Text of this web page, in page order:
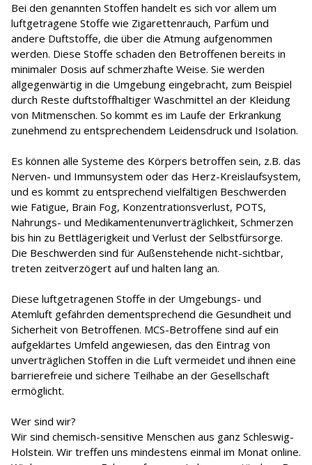
Bei den genannten Stoffen handelt es sich vor allem um
luftgetragene Stoffe wie Zigarettenrauch, Parfüm und
andere Duftstoffe, die über die Atmung aufgenommen
werden. Diese Stoffe schaden den Betroffenen bereits in
minimaler Dosis auf schmerzhafte Weise. Sie werden
allgegenwärtig in die Umgebung eingebracht, zum Beispiel
durch Reste duftstoffhaltiger Waschmittel an der Kleidung
von Mitmenschen. So kommt es im Laufe der Erkrankung
zunehmend zu entsprechendem Leidensdruck und Isolation.
Es können alle Systeme des Körpers betroffen sein, z.B. das
Nerven- und Immunsystem oder das Herz-Kreislaufsystem,
und es kommt zu entsprechend vielfältigen Beschwerden
wie Fatigue, Brain Fog, Konzentrationsverlust, POTS,
Nahrungs- und Medikamentenunverträglichkeit, Schmerzen
bis hin zu Bettlägerigkeit und Verlust der Selbstfürsorge.
Die Beschwerden sind für Außenstehende nicht-sichtbar,
treten zeitverzögert auf und halten lang an.
Diese luftgetragenen Stoffe in der Umgebungs- und
Atemluft gefährden dementsprechend die Gesundheit und
Sicherheit von Betroffenen. MCS-Betroffene sind auf ein
aufgeklärtes Umfeld angewiesen, das den Eintrag von
unverträglichen Stoffen in die Luft vermeidet und ihnen eine
barrierefreie und sichere Teilhabe an der Gesellschaft
ermöglicht.
Wer sind wir?
Wir sind chemisch-sensitive Menschen aus ganz Schleswig-
Holstein. Wir treffen uns mindestens einmal im Monat online.